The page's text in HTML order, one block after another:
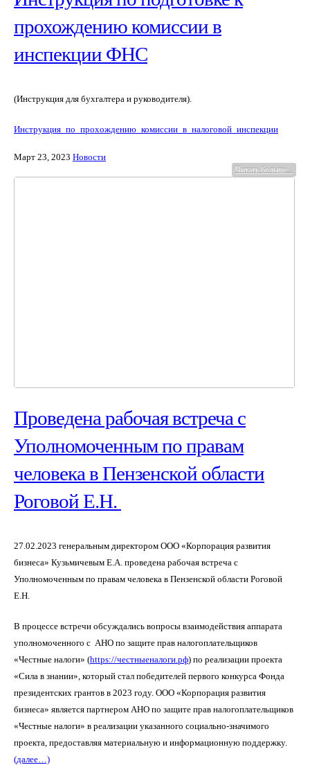
прохождению комиссии в
инспекции ФНС
(Инструкция для бухгалтера и руководителя).
Инструкция_по_прохождению_комиссии_в_налоговой_инспекции
Март 23, 2023 Новости
Читать больше...
Проведена рабочая встреча с
Уполномоченным по правам
человека в Пензенской области
Роговой Е.Н.
27.02.2023 генеральным директором ООО «Корпорация развития
бизнеса» Кузьмичевым Е.А. проведена рабочая встреча с
Уполномоченным по правам человека в Пензенской области Роговой
Е.Н.
В процессе встречи обсуждались вопросы взаимодействия аппарата
уполномоченного с АНО по защите прав налогоплательщиков
«Честные налоги» (https://честныеналоги.рф) по реализации проекта
«Сила в знании», который стал победителей первого конкурса Фонда
президентских грантов в 2023 году. ООО «Корпорация развития
бизнеса» является партнером АНО по защите прав налогоплательщиков
«Честные налоги» в реализации указанного социально-значимого
проекта, предоставляя материальную и информационную поддержку.
(далее…)